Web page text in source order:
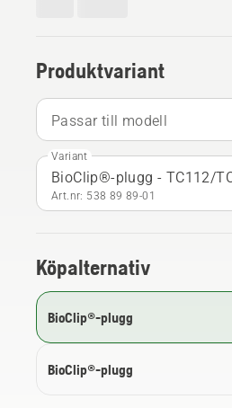
Produktvariant
Passar till modell
Variant
BioClip®-plugg - TC112/
Art.nr: 538 89 89‑01
Köpalternativ
BioClip®-plugg
BioClip®-plugg